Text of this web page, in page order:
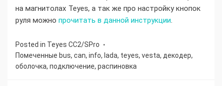
на магнитолах Teyes, а так же про настройку кнопок
руля можно прочитать в данной инструкции.
Posted in Teyes СС2/SPro
Помеченные bus, can, info, lada, teyes, vesta, декодер,
оболочка, подключение, распиновка